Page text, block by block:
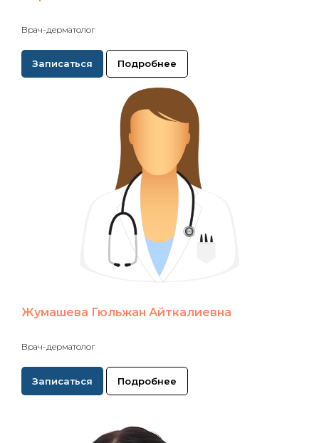
Врач-дерматолог
Записаться Подробнее
Жумашева Гюльжан Айткалиевна
Врач-дерматолог
Записаться Подробнее